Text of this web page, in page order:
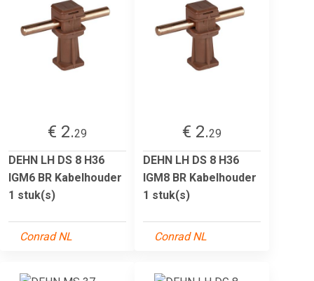
€ 2.29
DEHN LH DS 8 H36
IGM6 BR Kabelhouder
1 stuk(s)
Conrad NL
€ 2.29
DEHN LH DS 8 H36
IGM8 BR Kabelhouder
1 stuk(s)
Conrad NL